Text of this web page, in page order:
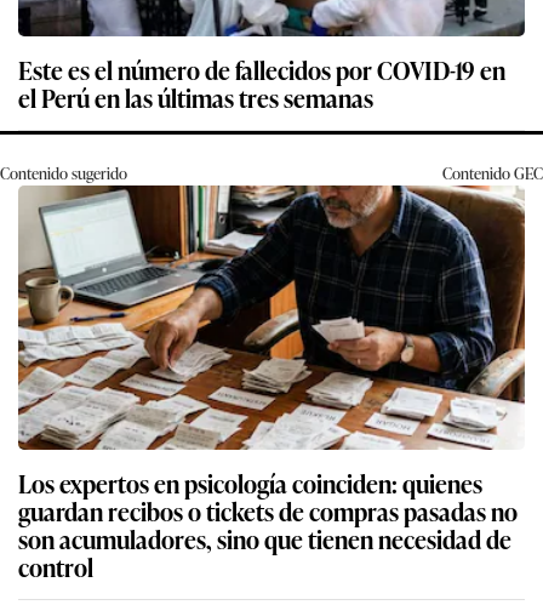
Este es el número de fallecidos por COVID-19 en
el Perú en las últimas tres semanas
Contenido sugerido ContenidoGEC
Los expertos en psicología coinciden: quienes
guardan recibos o tickets de compras pasadas no
son acumuladores, sino que tienen necesidad de
control